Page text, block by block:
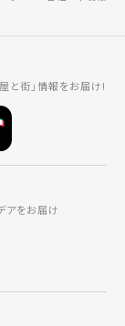
と街」情報をお届け!
アをお届け